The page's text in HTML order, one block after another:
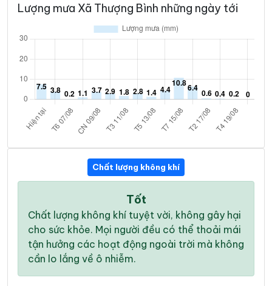
Lượng mưa Xã Thượng Bình những ngày tới
Chất lượng không khí
Tốt
Chất lượng không khí tuyệt vời, không gây hại
cho sức khỏe. Mọi người đều có thể thoải mái
tận hưởng các hoạt động ngoài trời mà không
cần lo lắng về ô nhiễm.